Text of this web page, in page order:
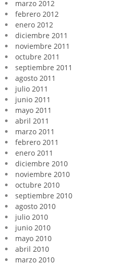
marzo 2012
febrero 2012
enero 2012
diciembre 2011
noviembre 2011
octubre 2011
septiembre 2011
agosto 2011
julio 2011
junio 2011
mayo 2011
abril 2011
marzo 2011
febrero 2011
enero 2011
diciembre 2010
noviembre 2010
octubre 2010
septiembre 2010
agosto 2010
julio 2010
junio 2010
mayo 2010
abril 2010
marzo 2010